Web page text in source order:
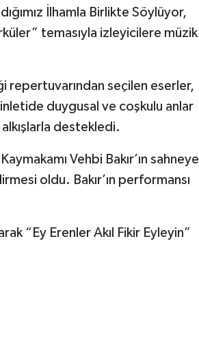
İlhamla Birlikte Söylüyor,
temasıyla izleyicilere müzik
repertuvarından seçilen eserler,
duygusal ve coşkulu anlar
destekledi.
Vehbi Bakır’ın sahneye
oldu. Bakır’ın performansı
“Ey Erenler Akıl Fikir Eyleyin”